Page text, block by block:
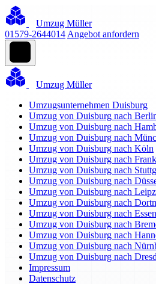
Umzug Müller
01579-2644014 Angebot anfordern
Umzug Müller
Umzugsunternehmen Duisburg
Umzug von Duisburg nach
Umzug von Duisburg nach
Umzug von Duisburg nach
Umzug von Duisburg nach Köln
Umzug von Duisburg nach
Umzug von Duisburg nach
Umzug von Duisburg nach
Umzug von Duisburg nach
Umzug von Duisburg nach
Umzug von Duisburg nach Essen
Umzug von Duisburg nach
Umzug von Duisburg nach
Umzug von Duisburg nach
Umzug von Duisburg nach
Impressum
Datenschutz